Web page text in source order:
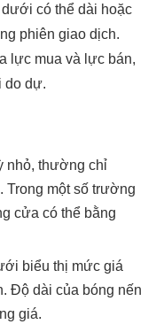
có thể dài hoặc
phiên giao dịch.
lực mua và lực bán,
do dự.
nhỏ, thường chỉ
Trong một số trường
cửa có thể bằng
biểu thị mức giá
Độ dài của bóng nến
giá.